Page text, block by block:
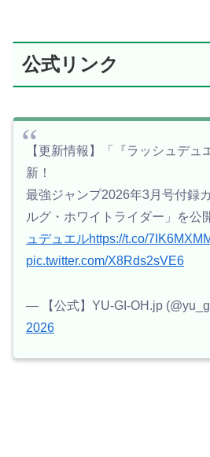
公式リンク
【更新情報】「『ラッシュデュ
新！
最強ジャンプ2026年3月号付録
ルグ・ホワイトライダー」を公
ュデュエルhttps://t.co/
pic.twitter.com/X8Rds2sVE6
— 【公式】YU-GI-OH.jp
2026